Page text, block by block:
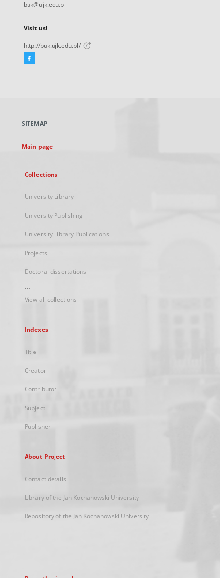
buk@ujk.edu.pl
Visit us!
http://buk.ujk.edu.pl/
Facebook
new
SITEMAP
Main page
Collections
University Library
University Publishing
University Library Publications
Projects
Doctoral dissertations
...
View all collections
Indexes
Title
Creator
Contributor
Subject
Publisher
About Project
Contact details
Library of the Jan Kochanowski University
Repository of the Jan Kochanowski University